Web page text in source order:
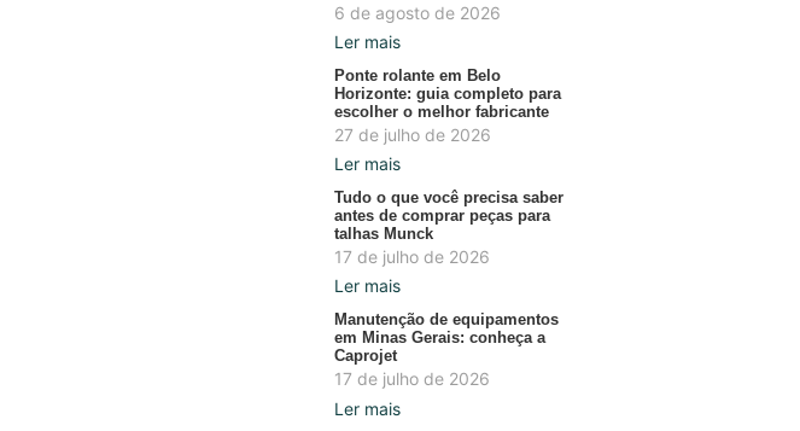
6 de agosto de 2026
Ler mais
Ponte rolante em Belo
Horizonte: guia completo para
escolher o melhor fabricante
27 de julho de 2026
Ler mais
Tudo o que você precisa saber
antes de comprar peças para
talhas Munck
17 de julho de 2026
Ler mais
Manutenção de equipamentos
em Minas Gerais: conheça a
Caprojet
17 de julho de 2026
Ler mais